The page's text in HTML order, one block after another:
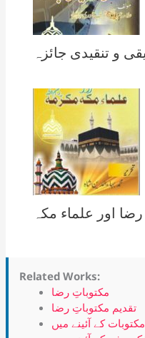
و تنقیدی جائزہ
اور علماء مکہ
Related Works:
مکتوباتِ رضا
تقدیم مکتوباتِ رضا
کے آئینے میں